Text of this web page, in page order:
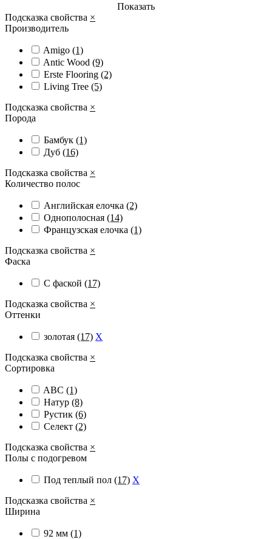
Показать
Подсказка свойства ×
Производитель
Amigo (1)
Antic Wood (9)
Erste Flooring (2)
Living Tree (5)
Подсказка свойства ×
Порода
Бамбук (1)
Дуб (16)
Подсказка свойства ×
Количество полос
Английская елочка (2)
Однополосная (14)
Французская елочка (1)
Подсказка свойства ×
Фаска
С фаской (17)
Подсказка свойства ×
Оттенки
золотая (17) X
Подсказка свойства ×
Сортировка
ABС (1)
Натур (8)
Рустик (6)
Селект (2)
Подсказка свойства ×
Полы с подогревом
Под теплый пол (17) X
Подсказка свойства ×
Ширина
92 мм (1)